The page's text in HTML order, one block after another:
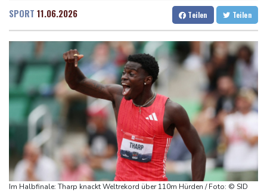
Dresden
Wien
31 °C
Baden-Baden
26 °C
Kerpen - Festnahme
Xiaomi Skynomad: N70 und N90 erhöhen den Druck auf Europas
SUV-Markt
Sicherheitskreise vermuten russische Kampagne hinter
Falschvideo zu Merz-Rücktritt
Papst Leo XIV. will bei Frankreich-Besuch Missbrauchsopfer
treffen
Nationaler Sicherheitsrat mit Merz tagt zu Drohnenvorfall in
Leipzig
Kabel der Deutschen Bahn beschädigt: Kölner Staatsschutz
ermittelt wegen Sabotage
SPORT 11.06.2026 Teilen Teilen
Im Halbfinale: Tharp knackt Weltrekord über 110m Hürden / Foto: © SID